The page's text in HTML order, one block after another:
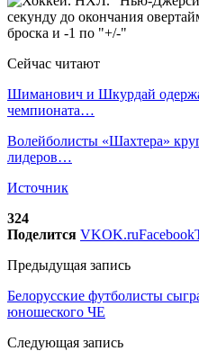
Сейчас читают
Шиманович и Шкурдай
чемпионата…
Волейболисты «Шахтера»
лидеров…
Источник
324
Поделится VKOK.ruFacebook
Предыдущая запись
Белорусские футболисты
юношеского ЧЕ
Следующая запись